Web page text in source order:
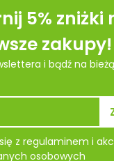
5% zniżki
zakupy!
i bądź na
z regulaminem i
osobowych